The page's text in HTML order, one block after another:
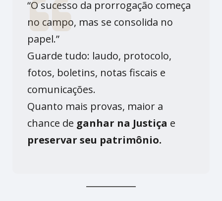
“O sucesso da prorrogação começa
no campo, mas se consolida no
papel.”
Guarde tudo: laudo, protocolo,
fotos, boletins, notas fiscais e
comunicações.
Quanto mais provas, maior a
chance de ganhar na Justiça e
preservar seu patrimônio.